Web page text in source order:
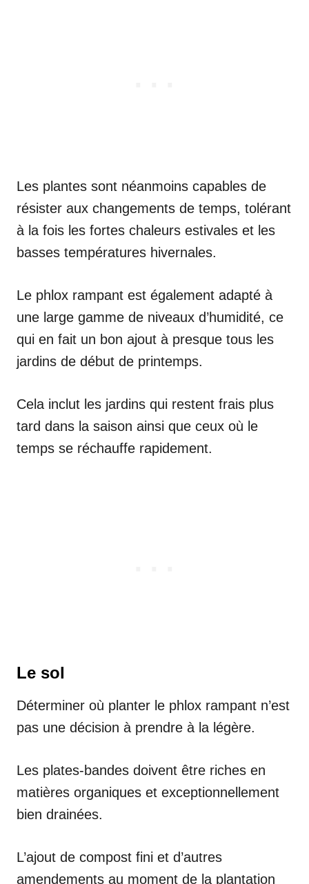
Les plantes sont néanmoins capables de
résister aux changements de temps, tolérant
à la fois les fortes chaleurs estivales et les
basses températures hivernales.
Le phlox rampant est également adapté à
une large gamme de niveaux d’humidité, ce
qui en fait un bon ajout à presque tous les
jardins de début de printemps.
Cela inclut les jardins qui restent frais plus
tard dans la saison ainsi que ceux où le
temps se réchauffe rapidement.
Le sol
Déterminer où planter le phlox rampant n’est
pas une décision à prendre à la légère.
Les plates-bandes doivent être riches en
matières organiques et exceptionnellement
bien drainées.
L’ajout de compost fini et d’autres
amendements au moment de la plantation